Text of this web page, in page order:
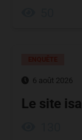
6 août 2026
Le site